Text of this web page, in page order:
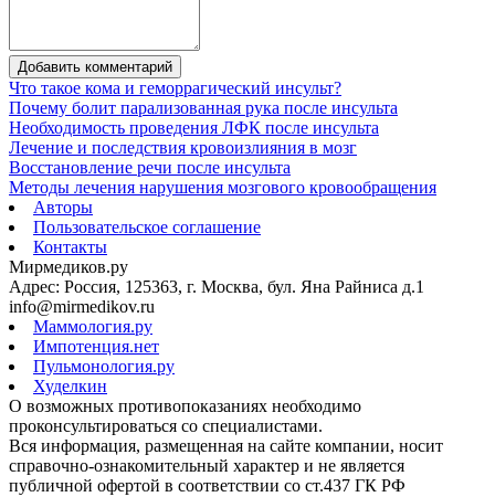
Добавить комментарий
Что такое кома и геморрагический инсульт?
Почему болит парализованная рука после инсульта
Необходимость проведения ЛФК после инсульта
Лечение и последствия кровоизлияния в мозг
Восстановление речи после инсульта
Методы лечения нарушения мозгового кровообращения
Авторы
Пользовательское соглашение
Контакты
Мирмедиков.ру
Адрес: Россия, 125363, г. Москва, бул. Яна Райниса д.1
info@mirmedikov.ru
Маммология.ру
Импотенция.нет
Пульмонология.ру
Худелкин
О возможных противопоказаниях необходимо
проконсультироваться со специалистами.
Вся информация, размещенная на сайте компании, носит
справочно-ознакомительный характер и не является
публичной офертой в соответствии со ст.437 ГК РФ